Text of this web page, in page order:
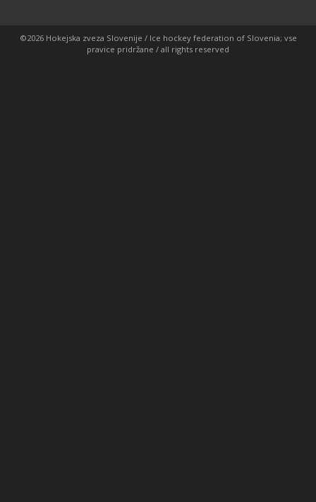
©2026 Hokejska zveza Slovenije / Ice hockey federation of Slovenia; vse
pravice pridržane / all rights reserved